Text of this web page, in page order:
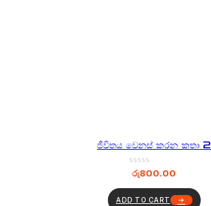
ජීවිතය වෙනස් කරන කතා 2
රු800.00
ADD TO CART